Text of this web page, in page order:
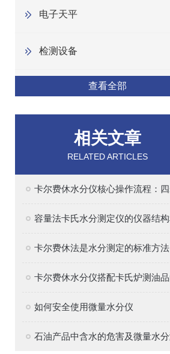
电子天平
检测设备
查看全部
相关文章
RELATED ARTICLES
卡尔费休法是水分测定的标准方法
如何安全使用微量水分仪